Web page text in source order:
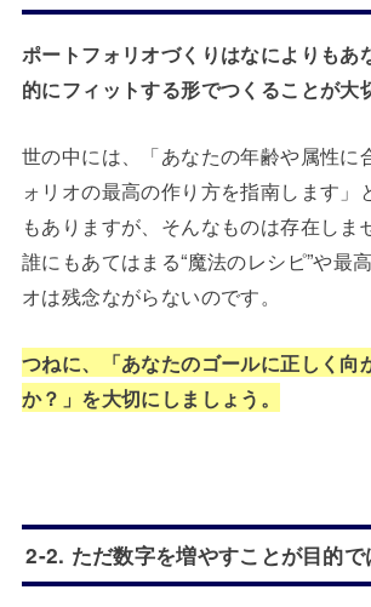
ポートフォリオづくりはなによりもあ
的にフィットする形でつくることが大
世の中には、「あなたの年齢や属性に
ォリオの最高の作り方を指南します」
もありますが、そんなものは存在しま
誰にもあてはまる“魔法のレシピ”や最
オは残念ながらないのです。
つねに、「あなたのゴールに正しく向
か？」を大切にしましょう。
2-2. ただ数字を増やすことが目的で